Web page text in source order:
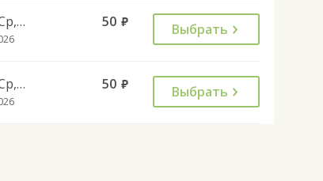
Пн,Вт,Ср,Чт,Пт 50 руб. Выбрать
Пн,Вт,Ср,Чт,Пт 50 руб. Выбрать